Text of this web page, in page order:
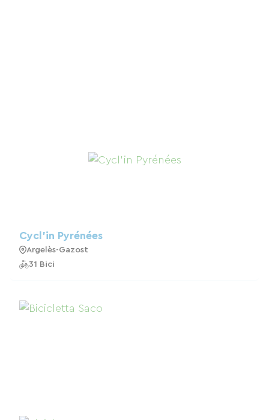
Cycl'in Pyrénées
Argelès-Gazost
31 Bici